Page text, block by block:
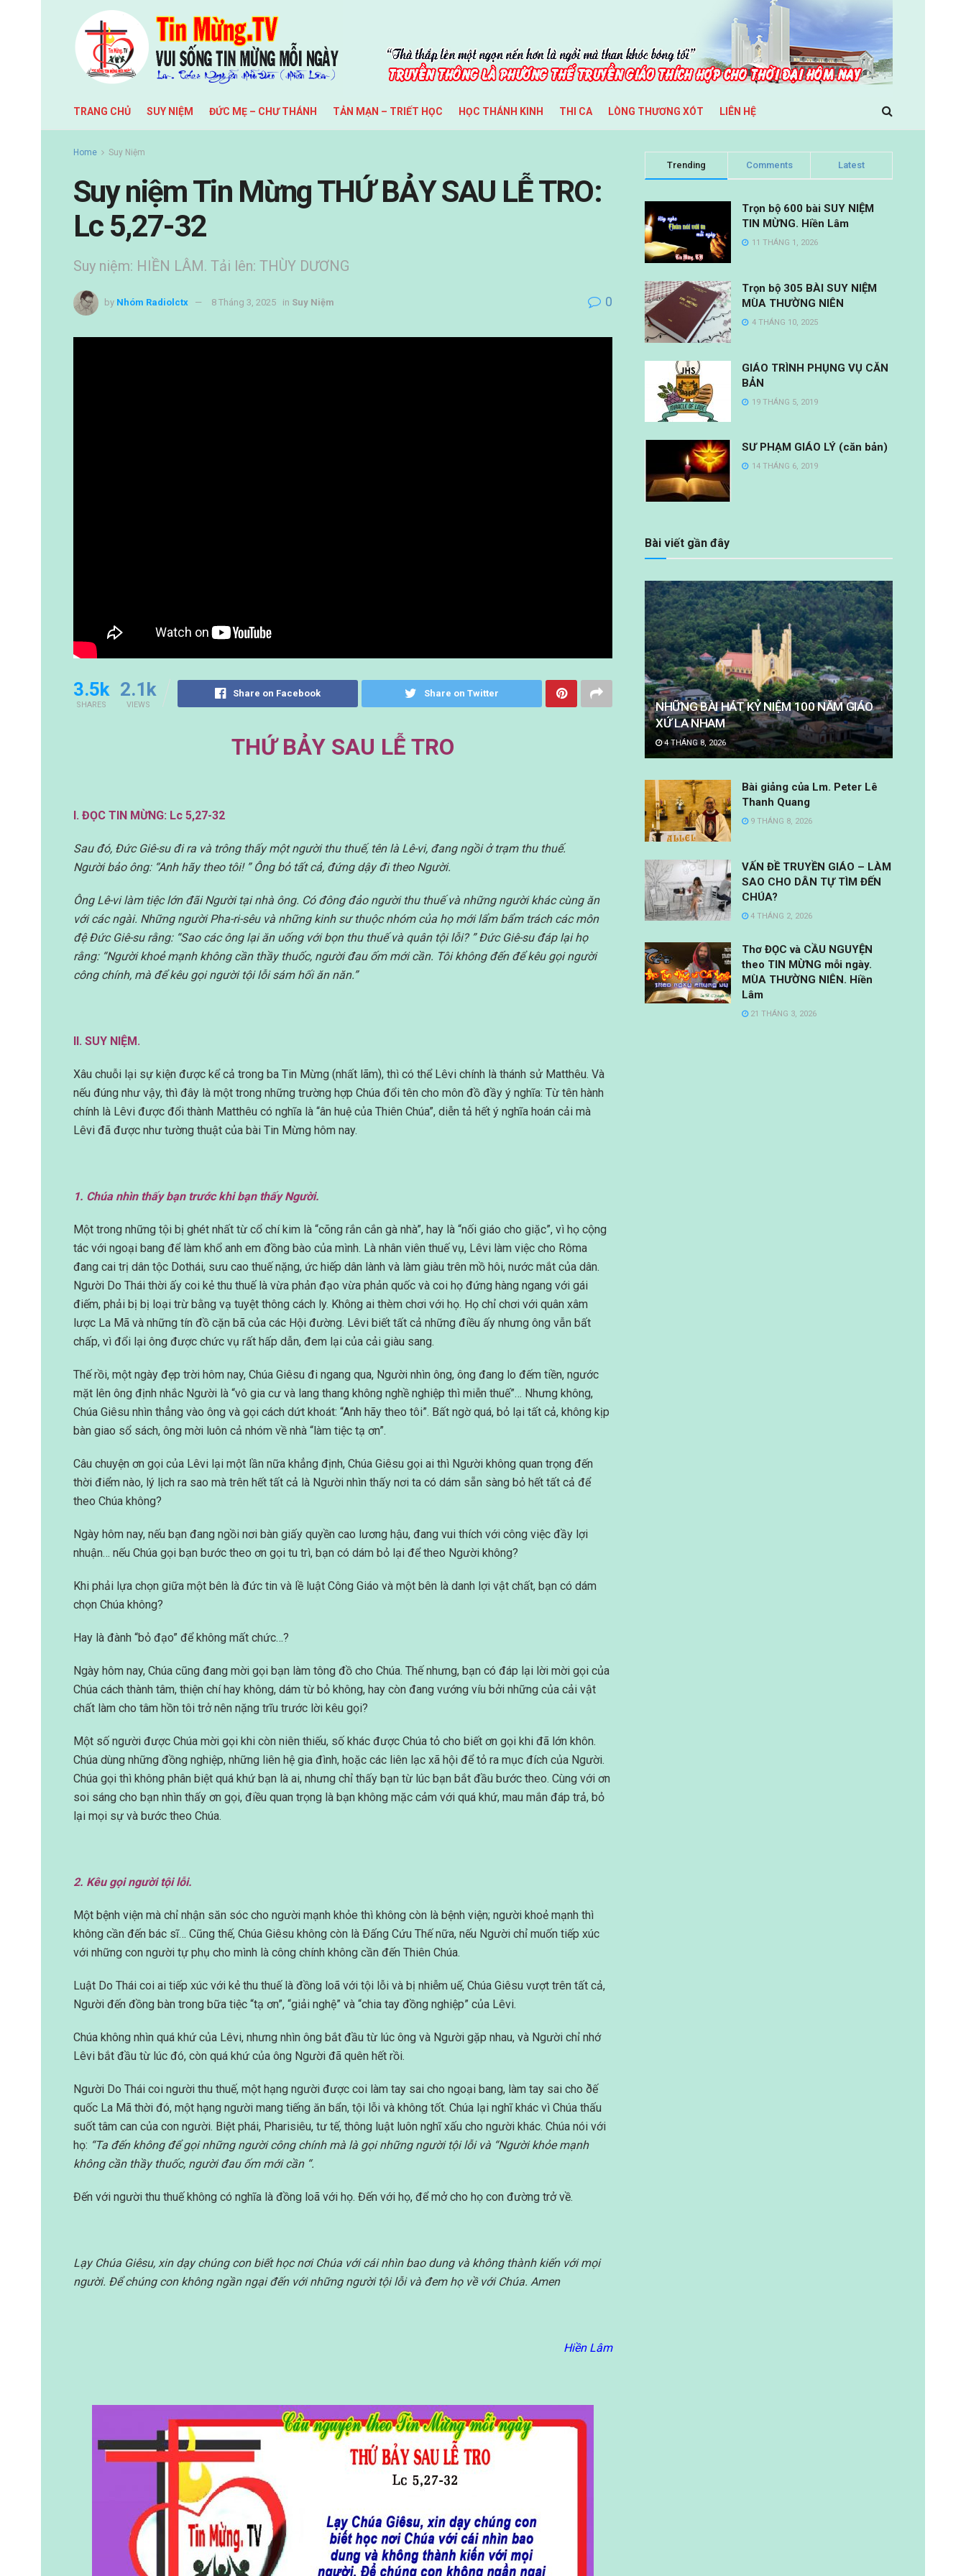
TRANG CHỦ SUY NIỆM ĐỨC MẸ – CHƯ THÁNH TẢN MẠN – TRIẾT HỌC HỌC THÁNH KINH THI CA LÒNG THƯƠNG XÓT LIÊN HỆ
Home Suy Niệm
Suy niệm Tin Mừng THỨ BẢY SAU LỄ TRO:
Lc 5,27-32
Suy niệm: HIỀN LÂM. Tải lên: THÙY DƯƠNG
by Nhóm Radiolctx 8 Tháng 3, 2025 in Suy Niệm 0
3.5k
SHARES
2.1k
VIEWS
Share on Facebook Share on Twitter
THỨ BẢY SAU LỄ TRO
I. ĐỌC TIN MỪNG: Lc 5,27-32
Sau đó, Đức Giê-su đi ra và trông thấy một người thu thuế, tên là Lê-vi, đang ngồi ở trạm thu thuế.
Người bảo ông: “Anh hãy theo tôi! ” Ông bỏ tất cả, đứng dậy đi theo Người.
Ông Lê-vi làm tiệc lớn đãi Người tại nhà ông. Có đông đảo người thu thuế và những người khác cùng ăn
với các ngài. Những người Pha-ri-sêu và những kinh sư thuộc nhóm của họ mới lẩm bẩm trách các môn
đệ Đức Giê-su rằng: “Sao các ông lại ăn uống với bọn thu thuế và quân tội lỗi? ” Đức Giê-su đáp lại họ
rằng: “Người khoẻ mạnh không cần thầy thuốc, người đau ốm mới cần. Tôi không đến để kêu gọi người
công chính, mà để kêu gọi người tội lỗi sám hối ăn năn.”
II. SUY NIỆM.
Xâu chuỗi lại sự kiện được kể cả trong ba Tin Mừng (nhất lãm), thì có thể Lêvi chính là thánh sử Matthêu. Và
nếu đúng như vậy, thì đây là một trong những trường hợp Chúa đổi tên cho môn đồ đầy ý nghĩa: Từ tên hành
chính là Lêvi được đổi thành Matthêu có nghĩa là “ân huệ của Thiên Chúa”, diễn tả hết ý nghĩa hoán cải mà
Lêvi đã được như tường thuật của bài Tin Mừng hôm nay.
1. Chúa nhìn thấy bạn trước khi bạn thấy Người.
Một trong những tội bị ghét nhất từ cổ chí kim là “cõng rắn cắn gà nhà”, hay là “nối giáo cho giặc”, vì họ cộng
tác với ngoại bang để làm khổ anh em đồng bào của mình. Là nhân viên thuế vụ, Lêvi làm việc cho Rôma
đang cai trị dân tộc Dothái, sưu cao thuế nặng, ức hiếp dân lành và làm giàu trên mồ hôi, nước mắt của dân.
Người Do Thái thời ấy coi kẻ thu thuế là vừa phản đạo vừa phản quốc và coi họ đứng hàng ngang với gái
điếm, phải bị bị loại trừ bằng vạ tuyệt thông cách ly. Không ai thèm chơi với họ. Họ chỉ chơi với quân xâm
lược La Mã và những tín đồ cặn bã của các Hội đường. Lêvi biết tất cả những điều ấy nhưng ông vẫn bất
chấp, vì đổi lại ông được chức vụ rất hấp dẫn, đem lại của cải giàu sang.
Thế rồi, một ngày đẹp trời hôm nay, Chúa Giêsu đi ngang qua, Người nhìn ông, ông đang lo đếm tiền, ngước
mặt lên ông định nhắc Người là “vô gia cư và lang thang không nghề nghiệp thì miễn thuế”… Nhưng không,
Chúa Giêsu nhìn thẳng vào ông và gọi cách dứt khoát: “Anh hãy theo tôi”. Bất ngờ quá, bỏ lại tất cả, không kịp
bàn giao sổ sách, ông mời luôn cả nhóm về nhà “làm tiệc tạ ơn”.
Câu chuyện ơn gọi của Lêvi lại một lần nữa khẳng định, Chúa Giêsu gọi ai thì Người không quan trọng đến
thời điểm nào, lý lịch ra sao mà trên hết tất cả là Người nhìn thấy nơi ta có dám sẵn sàng bỏ hết tất cả để
theo Chúa không?
Ngày hôm nay, nếu bạn đang ngồi nơi bàn giấy quyền cao lương hậu, đang vui thích với công việc đầy lợi
nhuận… nếu Chúa gọi bạn bước theo ơn gọi tu trì, bạn có dám bỏ lại để theo Người không?
Khi phải lựa chọn giữa một bên là đức tin và lề luật Công Giáo và một bên là danh lợi vật chất, bạn có dám
chọn Chúa không?
Hay là đành “bỏ đạo” để không mất chức…?
Ngày hôm nay, Chúa cũng đang mời gọi bạn làm tông đồ cho Chúa. Thế nhưng, bạn có đáp lại lời mời gọi của
Chúa cách thành tâm, thiện chí hay không, dám từ bỏ không, hay còn đang vướng víu bởi những của cải vật
chất làm cho tâm hồn tôi trở nên nặng trĩu trước lời kêu gọi?
Một số người được Chúa mời gọi khi còn niên thiếu, số khác được Chúa tỏ cho biết ơn gọi khi đã lớn khôn.
Chúa dùng những đồng nghiệp, những liên hệ gia đình, hoặc các liên lạc xã hội để tỏ ra mục đích của Người.
Chúa gọi thì không phân biệt quá khứ bạn là ai, nhưng chỉ thấy bạn từ lúc bạn bắt đầu bước theo. Cùng với ơn
soi sáng cho bạn nhìn thấy ơn gọi, điều quan trọng là bạn không mặc cảm với quá khứ, mau mắn đáp trả, bỏ
lại mọi sự và bước theo Chúa.
2. Kêu gọi người tội lỗi.
Một bệnh viện mà chỉ nhận săn sóc cho người mạnh khỏe thì không còn là bệnh viện; người khoẻ mạnh thì
không cần đến bác sĩ… Cũng thế, Chúa Giêsu không còn là Ðấng Cứu Thế nữa, nếu Người chỉ muốn tiếp xúc
với những con người tự phụ cho mình là công chính không cần đến Thiên Chúa.
Luật Do Thái coi ai tiếp xúc với kẻ thu thuế là đồng loã với tội lỗi và bị nhiễm uế, Chúa Giêsu vượt trên tất cả,
Người đến đồng bàn trong bữa tiệc “tạ ơn”, “giải nghệ” và “chia tay đồng nghiệp” của Lêvi.
Chúa không nhìn quá khứ của Lêvi, nhưng nhìn ông bắt đầu từ lúc ông và Người gặp nhau, và Người chỉ nhớ
Lêvi bắt đầu từ lúc đó, còn quá khứ của ông Người đã quên hết rồi.
Người Do Thái coi người thu thuế, một hạng người được coi làm tay sai cho ngoại bang, làm tay sai cho ðế
quốc La Mã thời đó, một hạng người mang tiếng ăn bẩn, tội lỗi và không tốt. Chúa lại nghĩ khác vì Chúa thấu
suốt tâm can của con người. Biệt phái, Pharisiêu, tư tế, thông luật luôn nghĩ xấu cho người khác. Chúa nói với
họ: “Ta đến không để gọi những người công chính mà là gọi những người tội lỗi và “Người khỏe mạnh
không cần thầy thuốc, người đau ốm mới cần “.
Đến với người thu thuế không có nghĩa là đồng loã với họ. Đến với họ, để mở cho họ con đường trở về.
Lạy Chúa Giêsu, xin dạy chúng con biết học nơi Chúa với cái nhìn bao dung và không thành kiến với mọi
người. Để chúng con không ngần ngại đến với những người tội lỗi và đem họ về với Chúa. Amen
Hiền Lâm
Trending Comments Latest
Trọn bộ 600 bài SUY NIỆM
TIN MỪNG. Hiền Lâm
11 THÁNG 1, 2026
Trọn bộ 305 BÀI SUY NIỆM
MÙA THƯỜNG NIÊN
4 THÁNG 10, 2025
GIÁO TRÌNH PHỤNG VỤ CĂN
BẢN
19 THÁNG 5, 2019
SƯ PHẠM GIÁO LÝ (căn bản)
14 THÁNG 6, 2019
Bài viết gần đây
NHỮNG BÀI HÁT KỶ NIỆM 100 NĂM GIÁO
XỨ LA NHAM
4 THÁNG 8, 2026
Bài giảng của Lm. Peter Lê
Thanh Quang
9 THÁNG 8, 2026
VẤN ĐỀ TRUYỀN GIÁO – LÀM
SAO CHO DÂN TỰ TÌM ĐẾN
CHÚA?
4 THÁNG 2, 2026
Thơ ĐỌC và CẦU NGUYỆN
theo TIN MỪNG mỗi ngày.
MÙA THƯỜNG NIÊN. Hiền
Lâm
21 THÁNG 3, 2026